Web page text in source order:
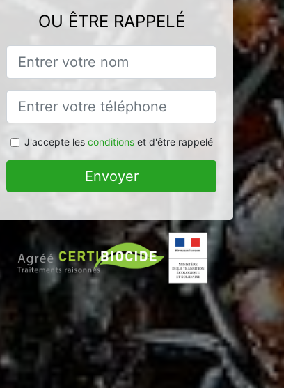
OU ÊTRE RAPPELÉ
J'accepte les conditionset d'être rappelé
Envoyer